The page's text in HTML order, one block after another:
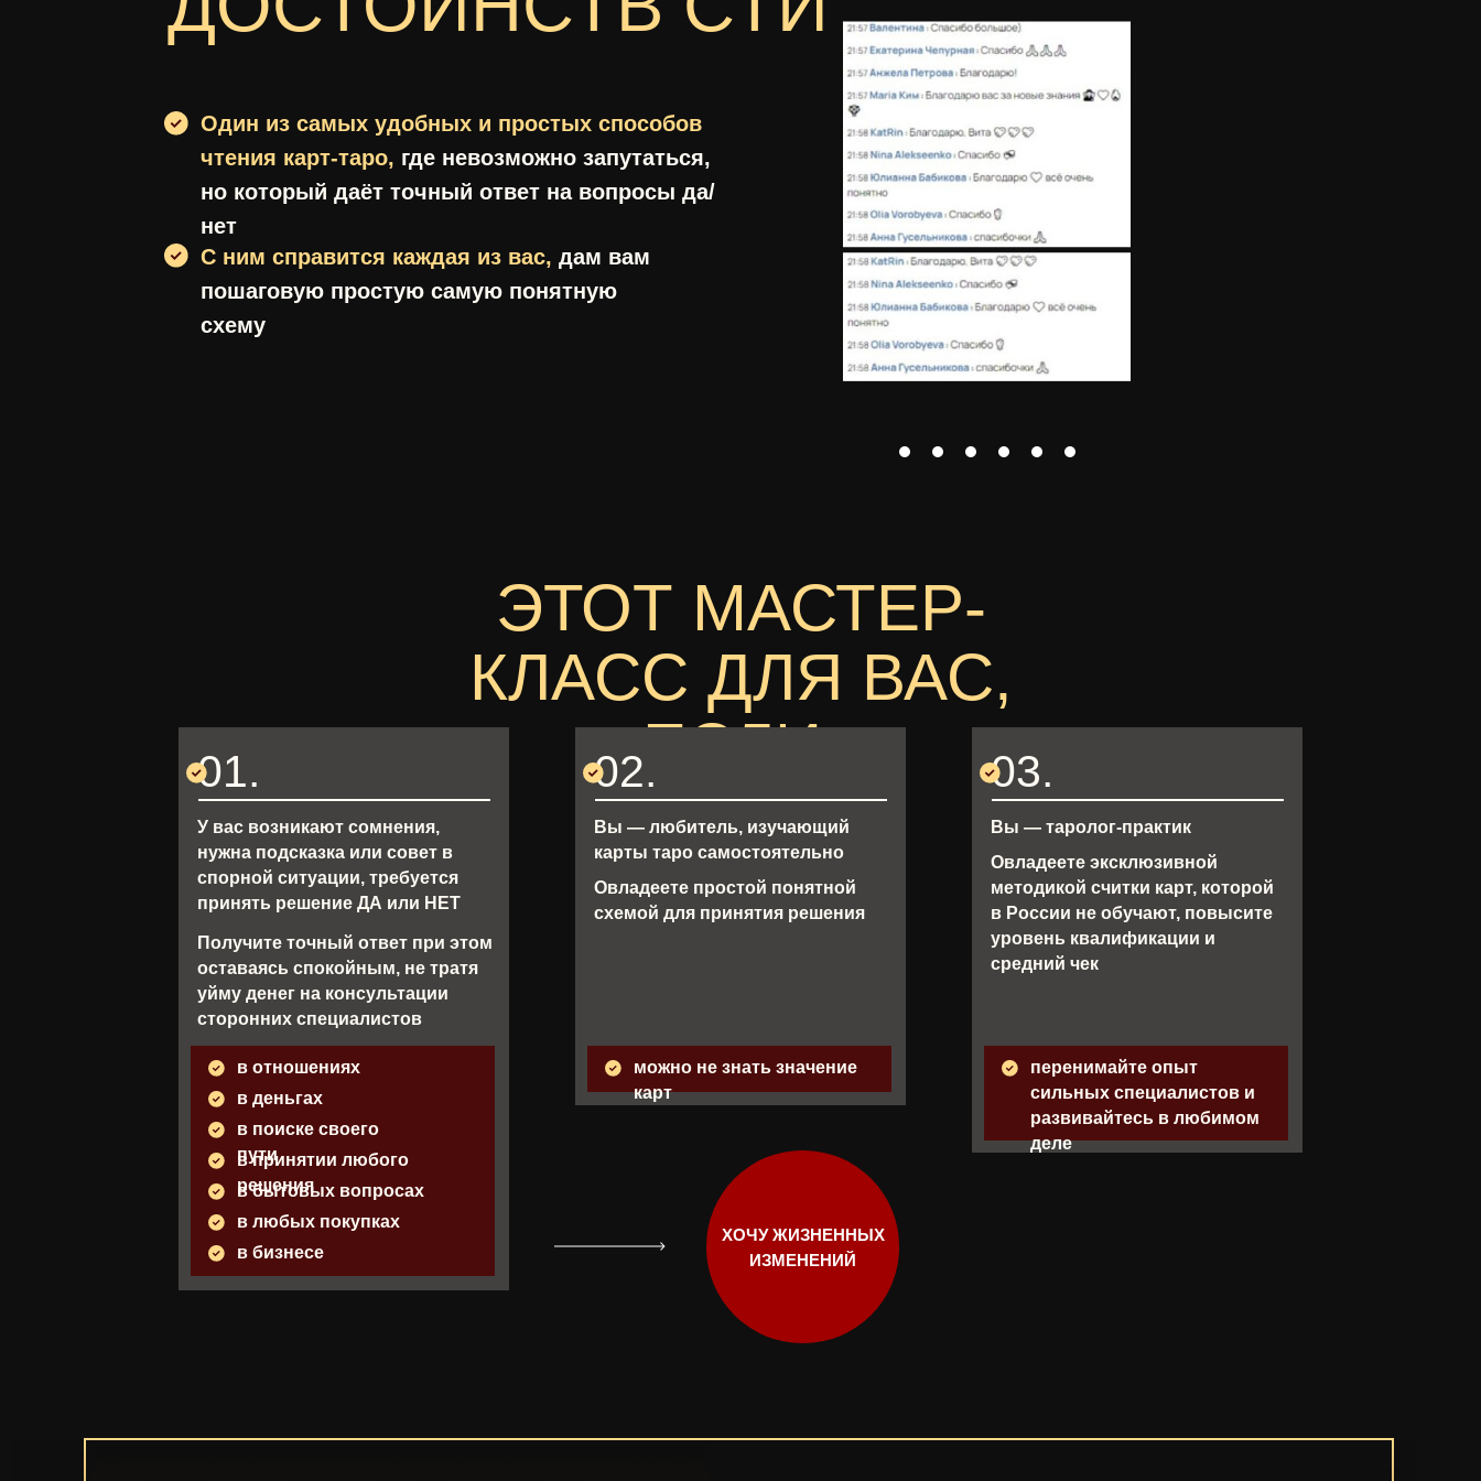
Один из самых удобных и простых способов
чтения карт-таро, где невозможно запутаться,
но который даёт точный ответ на вопросы да/
нет
С ним справится каждая из вас, дам вам
пошаговую простую самую понятную
схему
ЭТОТ МАСТЕР-
КЛАСС ДЛЯ ВАС,
ЕСЛИ:
01.
У вас возникают сомнения,
нужна подсказка или совет в
спорной ситуации, требуется
принять решение ДА или НЕТ
Получите точный ответ при этом
оставаясь спокойным, не тратя
уйму денег на консультации
сторонних специалистов
в отношениях
в деньгах
в поиске своего
пути
в принятии любого
решения
в бытовых вопросах
02.
в любых покупках
Вы — любитель, изучающий
карты таро самостоятельно
Овладеете простой понятной
схемой для принятия решения
в бизнесе
03.
Вы — таролог-практик
Овладеете эксклюзивной
методикой считки карт, которой
в России не обучают, повысите
уровень квалификации и
средний чек
ХОЧУ ЖИЗНЕННЫХ
ИЗМЕНЕНИЙ
можно не знать значение
карт
перенимайте опыт
сильных специалистов и
развивайтесь в любимом
деле